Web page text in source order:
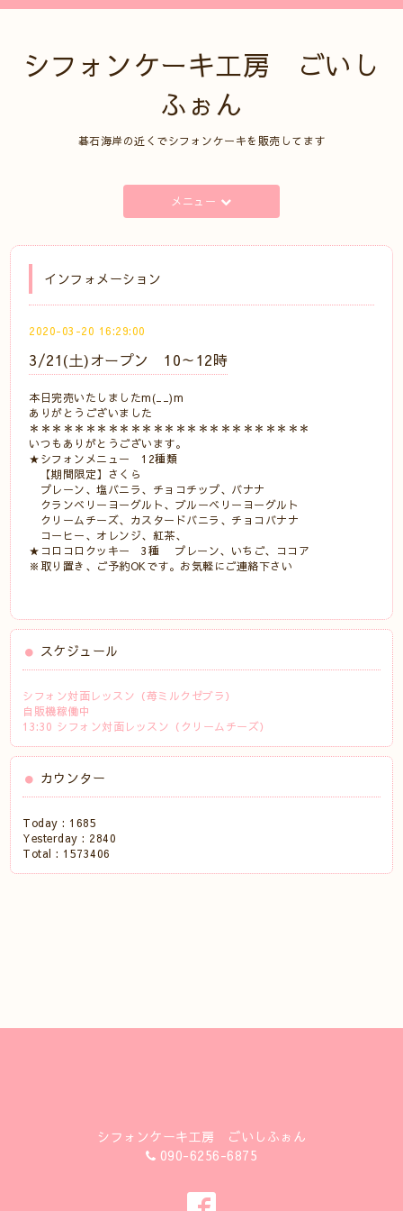
シフォンケーキ工房 ごいし
ふぉん
碁石海岸の近くでシフォンケーキを販売してます
メニュー
インフォメーション
2020-03-20 16:29:00
3/21(土)オープン 10～12時
本日完売いたしましたm(__)m
ありがとうございました
＊＊＊＊＊＊＊＊＊＊＊＊＊＊＊＊＊＊＊＊＊＊＊＊＊
いつもありがとうございます。
★シフォンメニュー 12種類
【期間限定】さくら
プレーン、塩バニラ、チョコチップ、バナナ
クランベリーヨーグルト、ブルーベリーヨーグルト
クリームチーズ、カスタードバニラ、チョコバナナ
コーヒー、オレンジ、紅茶、
★コロコロクッキー 3種 プレーン、いちご、ココア
※取り置き、ご予約OKです。お気軽にご連絡下さい
スケジュール
シフォン対面レッスン（苺ミルクゼブラ）
自販機稼働中
13:30 シフォン対面レッスン（クリームチーズ）
カウンター
Today : 1685
Yesterday : 2840
Total : 1573406
シフォンケーキ工房 ごいしふぉん
090-6256-6875